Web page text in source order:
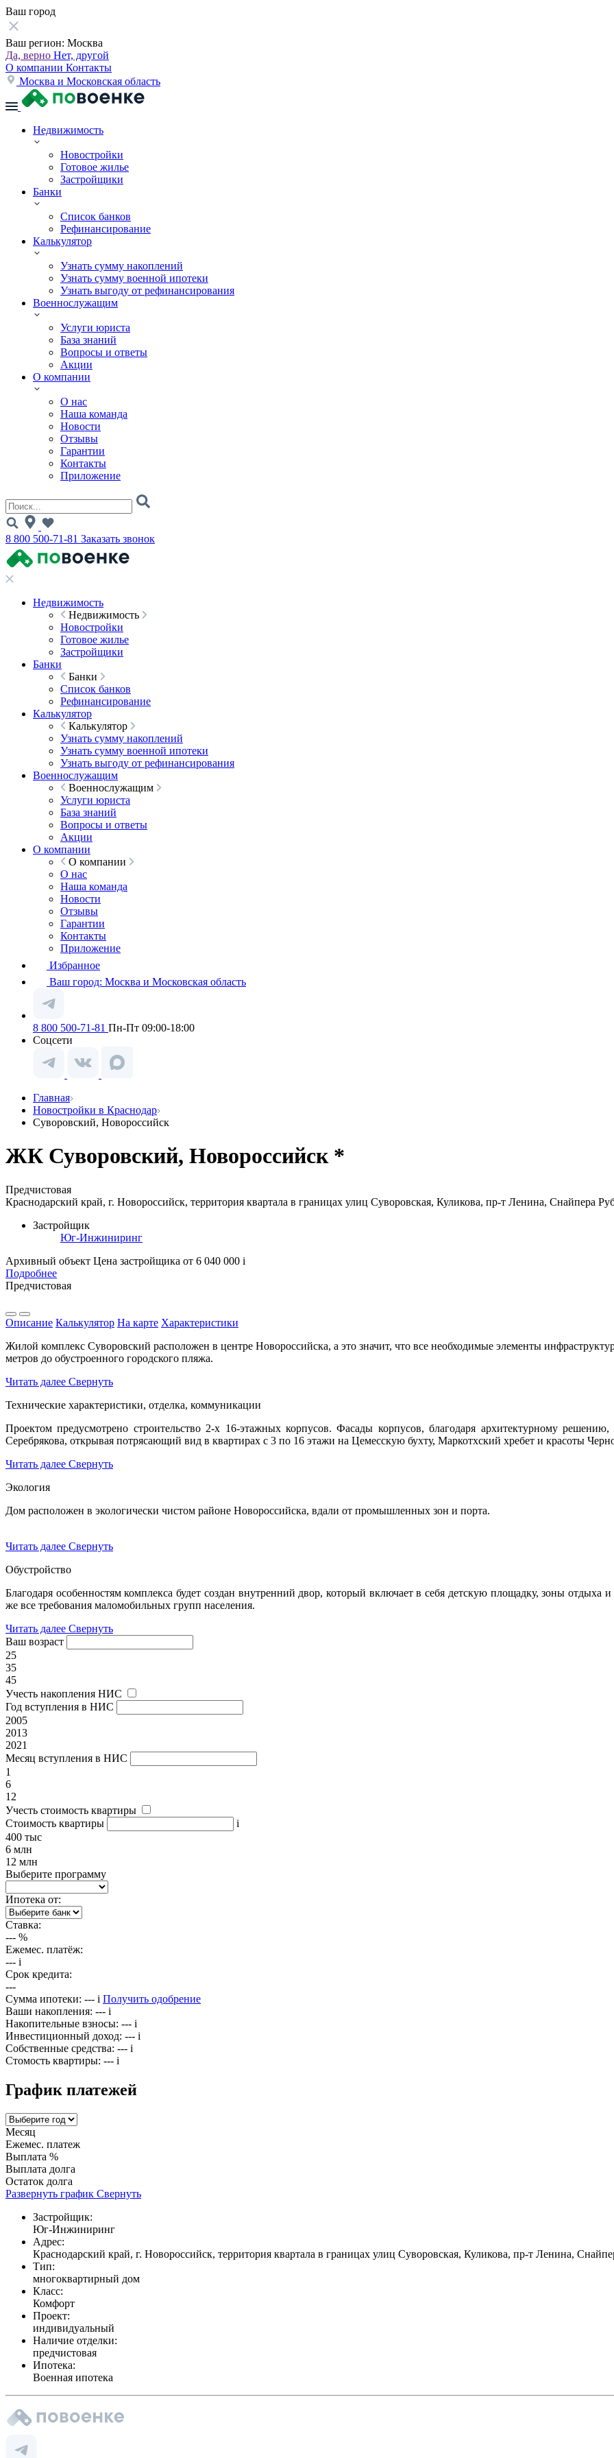
Ваш город
Ваш регион: Москва
Да, верно Нет, другой
О компании Контакты
Москва и Московская область
Недвижимость
Новостройки
Готовое жилье
Застройщики
Банки
Список банков
Рефинансирование
Калькулятор
Узнать сумму накоплений
Узнать сумму военной ипотеки
Узнать выгоду от рефинансирования
Военнослужащим
Услуги юриста
База знаний
Вопросы и ответы
Акции
О компании
О нас
Наша команда
Новости
Отзывы
Гарантии
Контакты
Приложение
8 800 500-71-81 Заказать звонок
Недвижимость
Недвижимость
Новостройки
Готовое жилье
Застройщики
Банки
Банки
Список банков
Рефинансирование
Калькулятор
Калькулятор
Узнать сумму накоплений
Узнать сумму военной ипотеки
Узнать выгоду от рефинансирования
Военнослужащим
Военнослужащим
Услуги юриста
База знаний
Вопросы и ответы
Акции
О компании
О компании
О нас
Наша команда
Новости
Отзывы
Гарантии
Контакты
Приложение
Избранное
Ваш город: Москва и Московская область
8 800 500-71-81 Пн-Пт 09:00-18:00
Соцсети
Главная
Новостройки в Краснодар
Суворовский, Новороссийск
ЖК Суворовский, Новороссийск *
Предчистовая
Краснодарский край, г. Новороссийск, территория квартала в границах улиц Суворовская, Куликова, пр-т Ленина, Снайпера
Застройщик
Юг-Инжиниринг
Архивный объект Цена застройщика от 6 040 000 i
Подробнее
Предчистовая
Описание Калькулятор На карте Характеристики
Жилой комплекс Суворовский расположен в центре Новороссийска, а это значит, что все необходимые элементы
метров до обустроенного городского пляжа.
Читать далее Свернуть
Технические характеристики, отделка, коммуникации
Проектом предусмотрено строительство 2-х 16-этажных корпусов. Фасады корпусов, благодаря архитектурному
Серебрякова, открывая потрясающий вид в квартирах с 3 по 16 этажи на Цемесскую бухту, Маркотхский хребет и красоты
Читать далее Свернуть
Экология
Дом расположен в экологически чистом районе Новороссийска, вдали от промышленных зон и порта.
Читать далее Свернуть
Обустройство
Благодаря особенностям комплекса будет создан внутренний двор, который включает в себя детскую площадку, зоны отдыха
же все требования маломобильных групп населения.
Читать далее Свернуть
Ваш возраст
25
35
45
Учесть накопления НИС
Год вступления в НИС
2005
2013
2021
Месяц вступления в НИС
1
6
12
Учесть стоимость квартиры
Стоимость квартиры
i
400 тыс
6 млн
12 млн
Выберите программу
Ипотека от:
Ставка:
--- %
Ежемес. платёж:
--- i
Срок кредита:
---
Сумма ипотеки: --- i Получить одобрение
Ваши накопления: --- i
Накопительные взносы: --- i
Инвестиционный доход: --- i
Собственные средства: --- i
Стомость квартиры: --- i
График платежей
Месяц
Ежемес. платеж
Выплата %
Выплата долга
Остаток долга
Развернуть график Свернуть
Застройщик:
Юг-Инжиниринг
Адрес:
Краснодарский край, г. Новороссийск, территория квартала в границах улиц Суворовская, Куликова, пр-т Ленина,
Тип:
многоквартирный дом
Класс:
Комфорт
Проект:
индивидуальный
Наличие отделки:
предчистовая
Ипотека:
Военная ипотека